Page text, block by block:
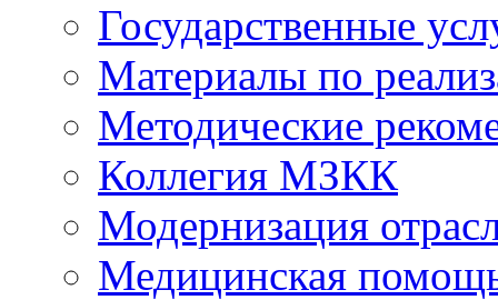
Государственные
Материалы по
Методические
Коллегия МЗКК
Модернизация
Медицинская